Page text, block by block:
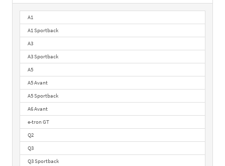
A1
A1 Sportback
A3
A3 Sportback
A5
A5 Avant
A5 Sportback
A6 Avant
e-tron GT
Q2
Q3
Q3 Sportback